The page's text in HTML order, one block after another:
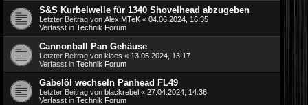
S&S Kurbelwelle für 1340 Shovelhead abzugeben
Letzter Beitrag von Alex MTeK « 04.06.2024, 16:35
Verfasst in Technik Forum
Cannonball Pan Gehäuse
Letzter Beitrag von klaes « 13.05.2024, 13:17
Verfasst in Technik Forum
Gabelöl wechseln Panhead FL49
Letzter Beitrag von blackrebel « 27.04.2024, 14:36
Verfasst in Technik Forum